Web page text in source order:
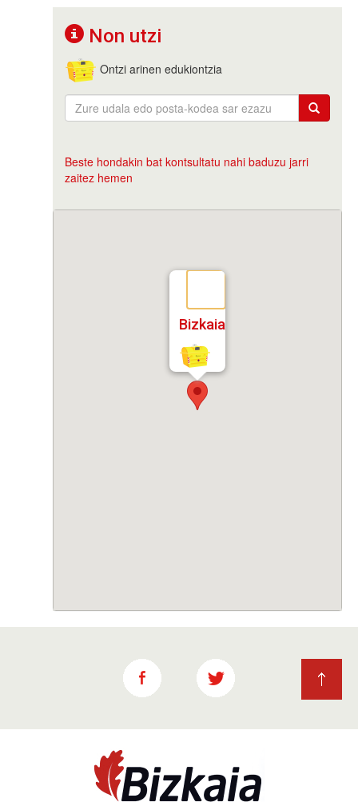
Non utzi
Ontzi arinen edukiontzia
Beste hondakin bat kontsultatu nahi baduzu jarri
zaitez hemen
Bizkaia